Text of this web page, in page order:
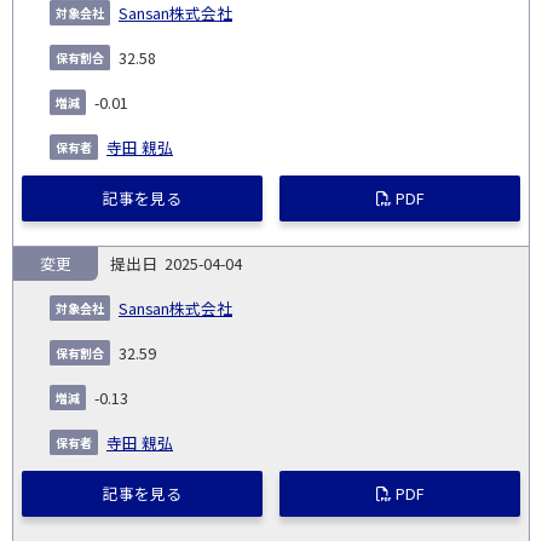
Sansan株式会社
32.58
-0.01
寺田 親弘
記事を見る PDF
2025-04-04
Sansan株式会社
変更
32.59
-0.13
寺田 親弘
記事を見る PDF